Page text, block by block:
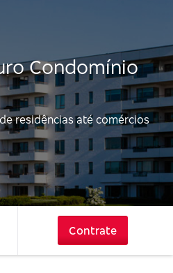
Condomínio
residências até comércios
Contrate